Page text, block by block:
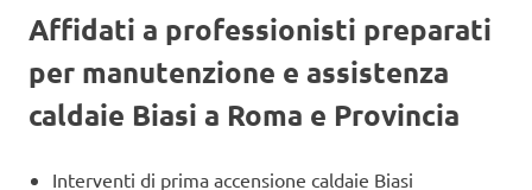
Affidati a professionisti preparati
per manutenzione e assistenza
caldaie Biasi a Roma e Provincia
Interventi di prima accensione caldaie Biasi